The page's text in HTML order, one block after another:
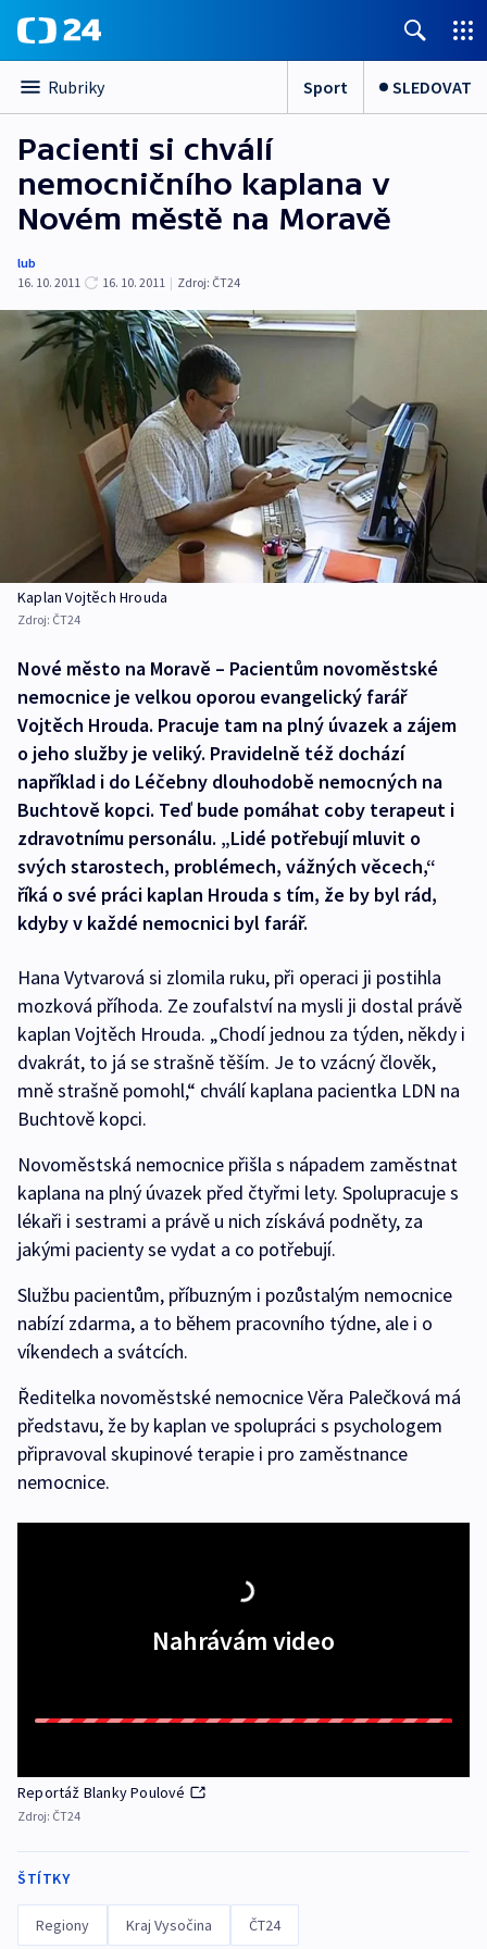
Rubriky Sport SLEDOVAT
Pacienti si chválí
nemocničního kaplana v
Novém městě na Moravě
lub
16. 10. 2011
16. 10. 2011 | Zdroj: ČT24
Kaplan Vojtěch Hrouda
Zdroj: ČT24
Nové město na Moravě – Pacientům novoměstské
nemocnice je velkou oporou evangelický farář
Vojtěch Hrouda. Pracuje tam na plný úvazek a zájem
o jeho služby je veliký. Pravidelně též dochází
například i do Léčebny dlouhodobě nemocných na
Buchtově kopci. Teď bude pomáhat coby terapeut i
zdravotnímu personálu. „Lidé potřebují mluvit o
svých starostech, problémech, vážných věcech,“
říká o své práci kaplan Hrouda s tím, že by byl rád,
kdyby v každé nemocnici byl farář.
Hana Vytvarová si zlomila ruku, při operaci ji postihla
mozková příhoda. Ze zoufalství na mysli ji dostal právě
kaplan Vojtěch Hrouda. „Chodí jednou za týden, někdy i
dvakrát, to já se strašně těším. Je to vzácný člověk,
mně strašně pomohl,“ chválí kaplana pacientka LDN na
Buchtově kopci.
Novoměstská nemocnice přišla s nápadem zaměstnat
kaplana na plný úvazek před čtyřmi lety. Spolupracuje s
lékaři i sestrami a právě u nich získává podněty, za
jakými pacienty se vydat a co potřebují.
Službu pacientům, příbuzným i pozůstalým nemocnice
nabízí zdarma, a to během pracovního týdne, ale i o
víkendech a svátcích.
Ředitelka novoměstské nemocnice Věra Palečková má
představu, že by kaplan ve spolupráci s psychologem
připravoval skupinové terapie i pro zaměstnance
nemocnice.
Nahrávám video
Reportáž Blanky Poulové
Zdroj: ČT24
ŠTÍTKY
Regiony Kraj Vysočina ČT24